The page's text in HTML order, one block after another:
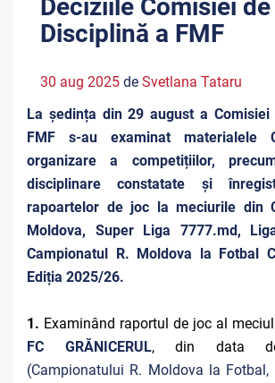
Deciziile Comisiei de
Disciplină a FMF
30 aug 2025 de Svetlana Tataru
La ședința din 29 august a Comisiei
FMF s-au examinat materialele
organizare a competițiilor,
disciplinare constatate și
rapoartelor de joc la meciurile din
Moldova, Super Liga 7777.md,
Campionatul R. Moldova la Fotbal
Ediția 2025/26.
1. Examinând raportul de joc al
FC GRĂNICERUL, din data
(Campionatului R. Moldova la